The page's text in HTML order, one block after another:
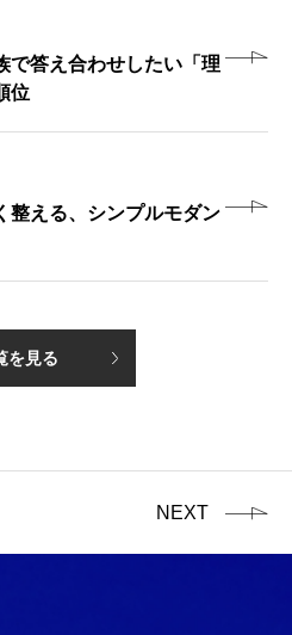
で答え合わせしたい「理
位
整える、シンプルモダン
を見る
NEXT